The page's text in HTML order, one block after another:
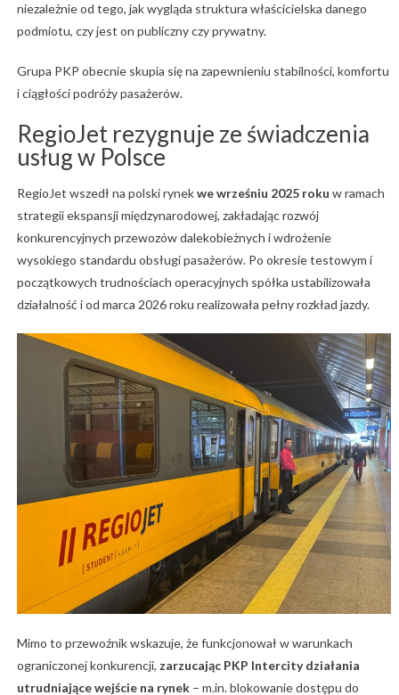
niezależnie od tego, jak wygląda struktura właścicielska danego
podmiotu, czy jest on publiczny czy prywatny.
Grupa PKP obecnie skupia się na zapewnieniu stabilności, komfortu
i ciągłości podróży pasażerów.
RegioJet rezygnuje ze świadczenia
usług w Polsce
RegioJet wszedł na polski rynekwe wrześniu 2025 roku w ramach
strategii ekspansji międzynarodowej, zakładając rozwój
konkurencyjnych przewozów dalekobieżnych i wdrożenie
wysokiego standardu obsługi pasażerów. Po okresie testowym i
początkowych trudnościach operacyjnych spółka ustabilizowała
działalność i od marca 2026 roku realizowała pełny rozkład jazdy.
Mimo to przewoźnik wskazuje, że funkcjonował w warunkach
ograniczonej konkurencji, zarzucając PKP Intercity działania
utrudniające wejście na rynek– m.in. blokowanie dostępu do